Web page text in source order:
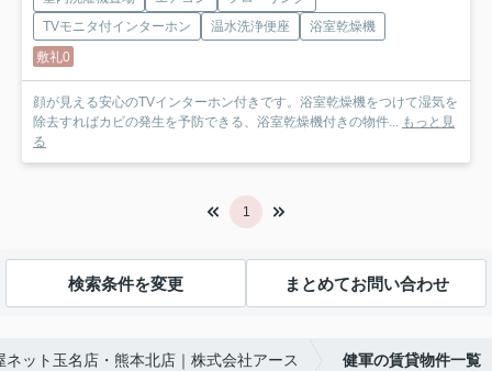
TVモニタ付インターホン
温水洗浄便座
浴室乾燥機
敷礼0
顔が見える安心のTVインターホン付きです。浴室乾燥機をつけて湿気を
除去すればカビの発生を予防できる、浴室乾燥機付きの物件... もっと見
る
1
検索条件を変更 まとめてお問い合わせ
ット玉名店・熊本北店｜株式会社アース 健軍の賃貸物件一覧